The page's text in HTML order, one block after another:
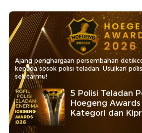
Ajang penghargaan persembahan
kepada sosok polisi teladan. Usulkan
sekitarmu!
5 Polisi Teladan
Hoegeng Awards
Kategori dan